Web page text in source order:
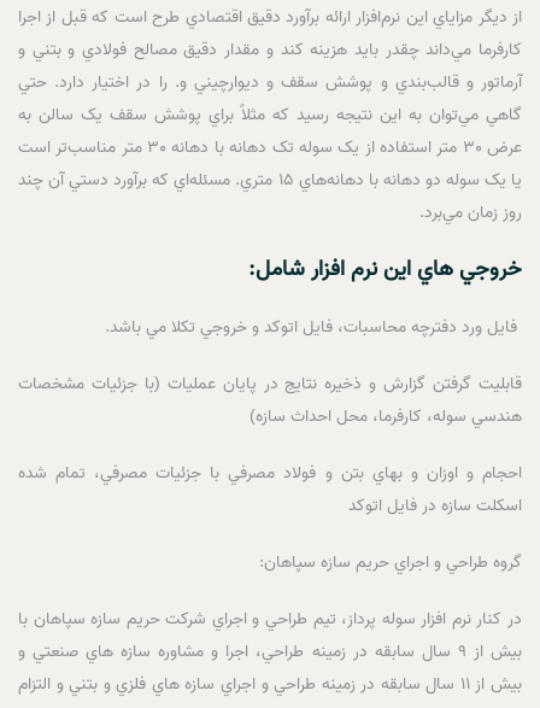
از ديگر مزاياي اين نرم‌افزار ارائه برآورد دقيق اقتصادي طرح است که قبل از اجرا
کارفرما مي‌داند چقدر بايد هزينه کند و مقدار دقيق مصالح فولادي و بتني و
آرماتور و قالب‌بندي و پوشش سقف و ديوارچيني و. را در اختيار دارد. حتي
گاهي مي‌توان به اين نتيجه رسيد که مثلاً براي پوشش سقف يک سالن به
عرض 30 متر استفاده از يک سوله تک دهانه با دهانه 30 متر مناسب‌تر است
يا يک سوله دو دهانه با دهانه‌هاي 15 متري. مسئله‌اي که برآورد دستي آن چند
روز زمان مي‌برد.
خروجي هاي اين نرم افزار شامل:
فايل ورد دفترچه محاسبات، فايل اتوکد و خروجي تکلا مي باشد.
قابليت گرفتن گزارش و ذخيره نتايج در پايان عمليات (با جزئيات مشخصات
هندسي سوله، کارفرما، محل احداث سازه)
احجام و اوزان و بهاي بتن و فولاد مصرفي با جزئيات مصرفي، تمام شده
اسکلت سازه در فايل اتوکد
گروه طراحي و اجراي حريم سازه سپاهان:
در کنار نرم افزار سوله پرداز، تيم طراحي و اجراي شرکت حريم سازه سپاهان با
بيش از 9 سال سابقه در زمينه طراحي، اجرا و مشاوره سازه هاي صنعتي و
بيش از 11 سال سابقه در زمينه طراحي و اجراي سازه هاي فلزي و بتني و التزام